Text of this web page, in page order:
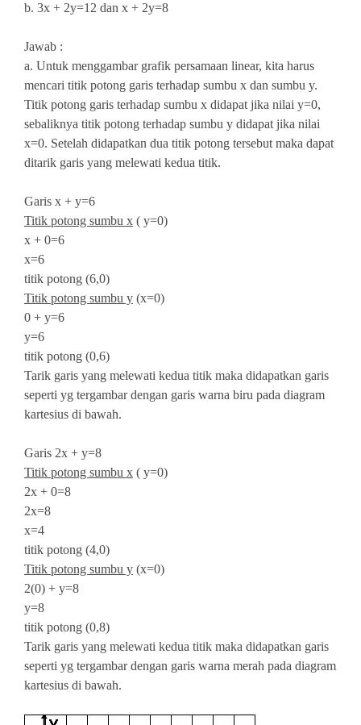
b. 3x + 2y=12 dan x + 2y=8
Jawab :
a. Untuk menggambar grafik persamaan linear, kita harus
mencari titik potong garis terhadap sumbu x dan sumbu y.
Titik potong garis terhadap sumbu x didapat jika nilai y=0,
sebaliknya titik potong terhadap sumbu y didapat jika nilai
x=0. Setelah didapatkan dua titik potong tersebut maka dapat
ditarik garis yang melewati kedua titik.
Garis x + y=6
Titik potong sumbu x ( y=0)
x + 0=6
x=6
titik potong (6,0)
Titik potong sumbu y (x=0)
0 + y=6
y=6
titik potong (0,6)
Tarik garis yang melewati kedua titik maka didapatkan garis
seperti yg tergambar dengan garis warna biru pada diagram
kartesius di bawah.
Garis 2x + y=8
Titik potong sumbu x ( y=0)
2x + 0=8
2x=8
x=4
titik potong (4,0)
Titik potong sumbu y (x=0)
2(0) + y=8
y=8
titik potong (0,8)
Tarik garis yang melewati kedua titik maka didapatkan garis
seperti yg tergambar dengan garis warna merah pada diagram
kartesius di bawah.